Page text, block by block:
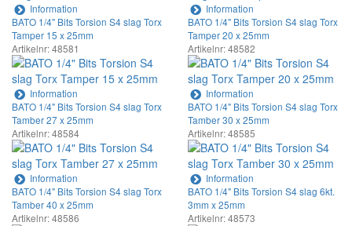
Information
Information
BATO 1/4" Bits Torsion S4 slag Torx
Tamper 15 x 25mm
Artikelnr: 48581
Information
BATO 1/4" Bits Torsion S4 slag Torx
Tamper 20 x 25mm
Artikelnr: 48582
Information
BATO 1/4" Bits Torsion S4 slag Torx
Tamber 27 x 25mm
Artikelnr: 48584
Information
BATO 1/4" Bits Torsion S4 slag Torx
Tamber 30 x 25mm
Artikelnr: 48585
Information
BATO 1/4" Bits Torsion S4 slag Torx
Tamber 40 x 25mm
Artikelnr: 48586
BATO 1/4" Bits Torsion S4 slag 6kt.
3mm x 25mm
Artikelnr: 48573